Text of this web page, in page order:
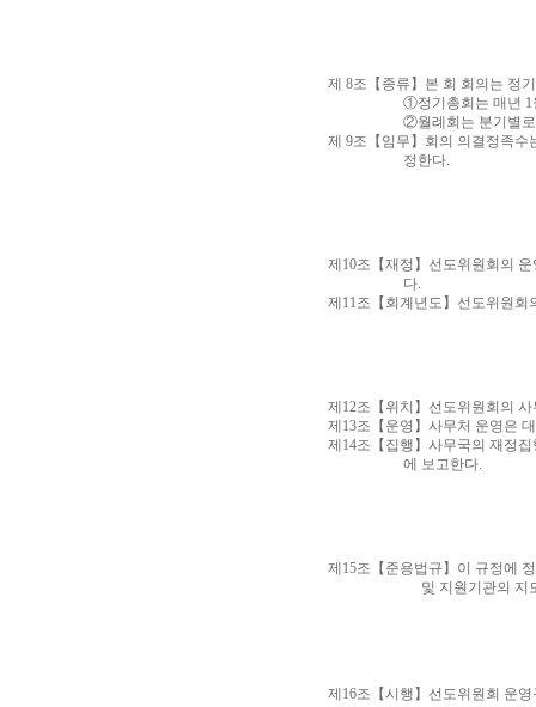
제 8조【종류】본 회 회의는 정
①정기총회는 매년 1월
②월례회는 분기별로 개최
제 9조【임무】회의 의결정족
정한다.
제10조【재정】선도위원회의
다.
제11조【회계년도】선도위원
제12조【위치】선도위원회의
제13조【운영】사무처 운영은
제14조【집행】사무국의 재정
에 보고한다.
제15조【준용법규】이 규정에
및 지원기관의 지도
제16조【시행】선도위원회 운